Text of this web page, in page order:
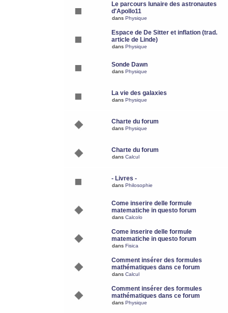
Le parcours lunaire des astronautes
d'Apollo11
dans Physique
Espace de De Sitter et inflation (trad.
article de Linde)
dans Physique
Sonde Dawn
dans Physique
La vie des galaxies
dans Physique
Charte du forum
dans Physique
Charte du forum
dans Calcul
- Livres -
dans Philosophie
Come inserire delle formule
matematiche in questo forum
dans Calcolo
Come inserire delle formule
matematiche in questo forum
dans Fisica
Comment insérer des formules
mathématiques dans ce forum
dans Calcul
Comment insérer des formules
mathématiques dans ce forum
dans Physique